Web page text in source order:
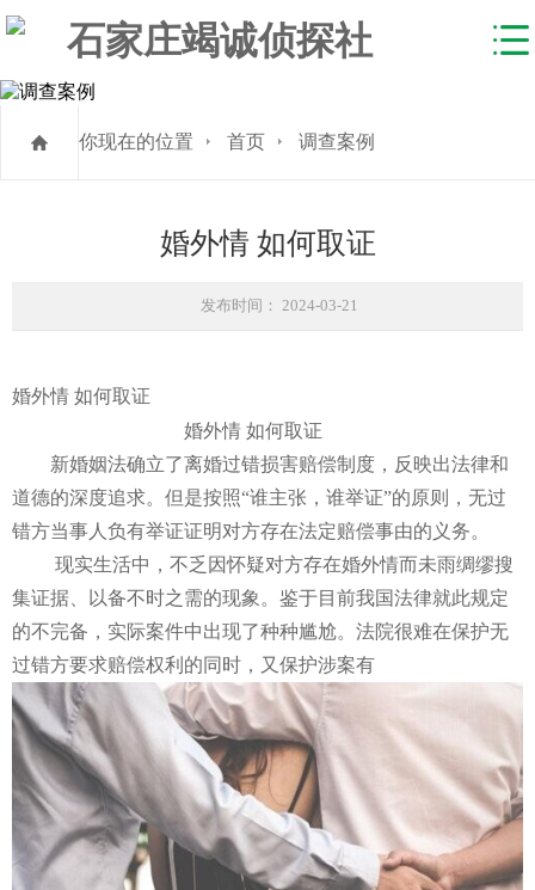
你现在的位置 首页 调查案例
婚外情 如何取证
发布时间： 2024-03-21
婚外情 如何取证
婚外情 如何取证
新婚姻法确立了离婚过错损害赔偿制度，反映出法律和
道德的深度追求。但是按照“谁主张，谁举证”的原则，无过
错方当事人负有举证证明对方存在法定赔偿事由的义务。
现实生活中，不乏因怀疑对方存在婚外情而未雨绸缪搜
集证据、以备不时之需的现象。鉴于目前我国法律就此规定
的不完备，实际案件中出现了种种尴尬。法院很难在保护无
过错方要求赔偿权利的同时，又保护涉案有